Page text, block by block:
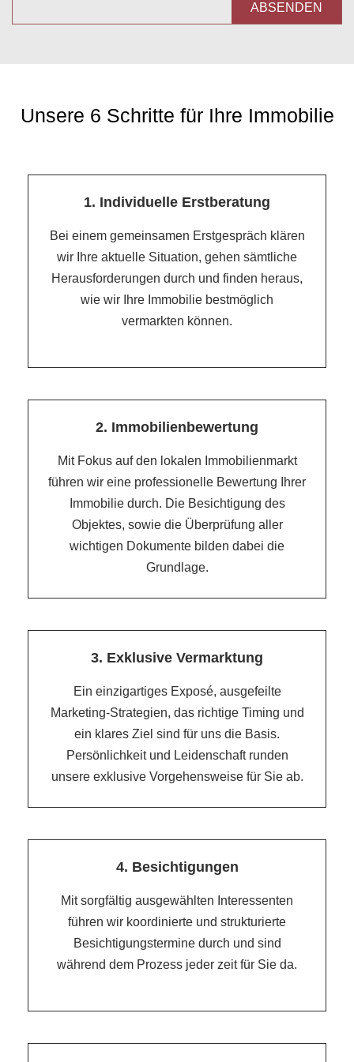
ABSENDEN
Unsere 6 Schritte für Ihre Immobilie
1. Individuelle Erstberatung
Bei einem gemeinsamen Erstgespräch klären
wir Ihre aktuelle Situation, gehen sämtliche
Herausforderungen durch und finden heraus,
wie wir Ihre Immobilie bestmöglich
vermarkten können.
2. Immobilienbewertung
Mit Fokus auf den lokalen Immobilienmarkt
führen wir eine professionelle Bewertung Ihrer
Immobilie durch. Die Besichtigung des
Objektes, sowie die Überprüfung aller
wichtigen Dokumente bilden dabei die
Grundlage.
3. Exklusive Vermarktung
Ein einzigartiges Exposé, ausgefeilte
Marketing-Strategien, das richtige Timing und
ein klares Ziel sind für uns die Basis.
Persönlichkeit und Leidenschaft runden
unsere exklusive Vorgehensweise für Sie ab.
4. Besichtigungen
Mit sorgfältig ausgewählten Interessenten
führen wir koordinierte und strukturierte
Besichtigungstermine durch und sind
während dem Prozess jeder zeit für Sie da.